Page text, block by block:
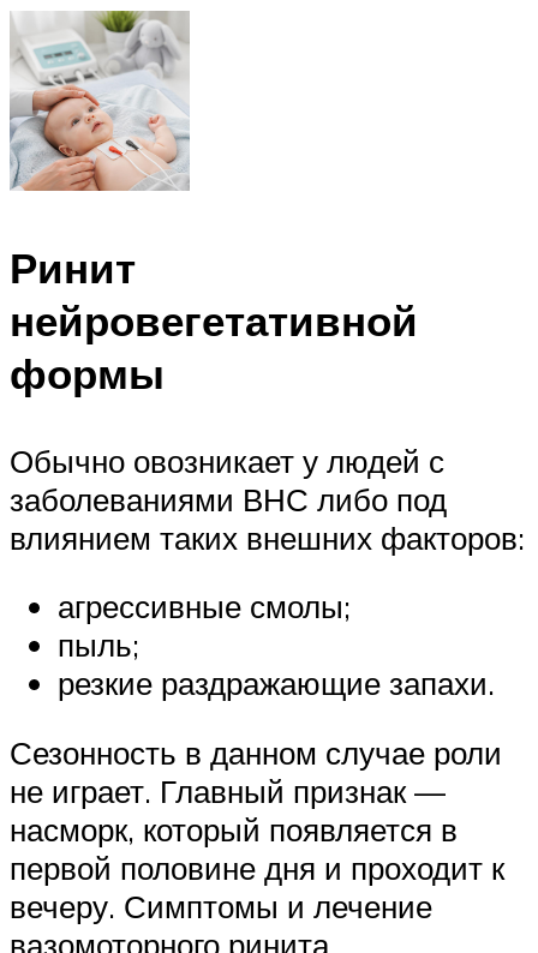
Ринит
нейровегетативной
формы
Обычно овозникает у людей с
заболеваниями ВНС либо под
влиянием таких внешних факторов:
агрессивные смолы;
пыль;
резкие раздражающие запахи.
Сезонность в данном случае роли
не играет. Главный признак —
насморк, который появляется в
первой половине дня и проходит к
вечеру. Симптомы и лечение
вазомоторного ринита